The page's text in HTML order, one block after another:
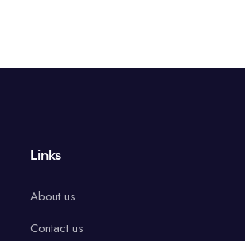
Links
About us
Contact us